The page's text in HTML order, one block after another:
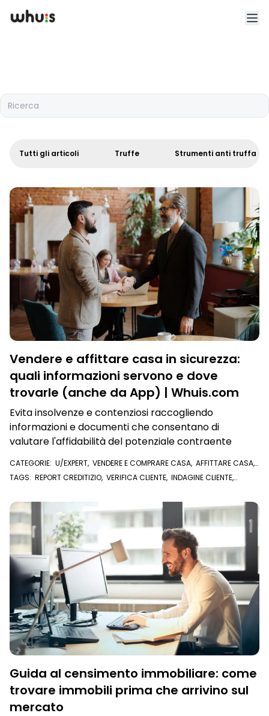
Clienti
Whuis per lo sport
Accedi Registrati
Ricerca
Tutti gli articoli Truffe Strumenti anti truffa
Vendere e affittare casa in sicurezza:
quali informazioni servono e dove
trovarle (anche da App) | Whuis.com
Evita insolvenze e contenziosi raccogliendo
informazioni e documenti che consentano di
valutare l'affidabilità del potenziale contraente
CATEGORIE: U/EXPERT, VENDERE E COMPRARE CASA, AFFITTARE CASA,
VISURE E DOCUMENTI ONLINE ,REPORT EXPERIAN
TAGS: REPORT CREDITIZIO, VERIFICA CLIENTE, INDAGINE CLIENTE,
Guida al censimento immobiliare: come
trovare immobili prima che arrivino sul
mercato